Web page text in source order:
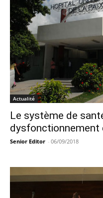
Actualité
Le système de
dysfonctionnement
Senior Editor - 06/09/2018